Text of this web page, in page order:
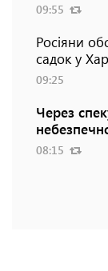
09:55
Росіяни
садок у
09:25
Через
08:15